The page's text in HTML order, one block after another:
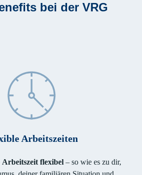
bei der VRG
Arbeitszeiten
Arbeitszeit flexibel – so wie es zu dir,